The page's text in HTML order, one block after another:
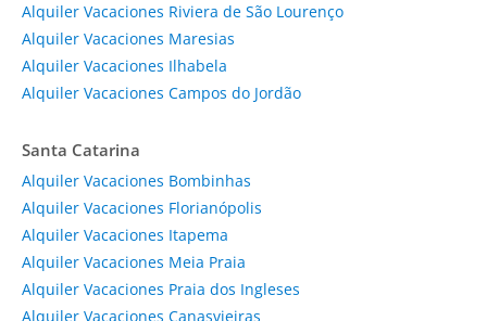
Alquiler Vacaciones Riviera de São Lourenço
Alquiler Vacaciones Maresias
Alquiler Vacaciones Ilhabela
Alquiler Vacaciones Campos do Jordão
Santa Catarina
Alquiler Vacaciones Bombinhas
Alquiler Vacaciones Florianópolis
Alquiler Vacaciones Itapema
Alquiler Vacaciones Meia Praia
Alquiler Vacaciones Praia dos Ingleses
Alquiler Vacaciones Canasvieiras